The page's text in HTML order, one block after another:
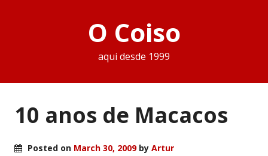
O Coiso
aqui desde 1999
10 anos de Macacos
Posted on March 30, 2009by Artur